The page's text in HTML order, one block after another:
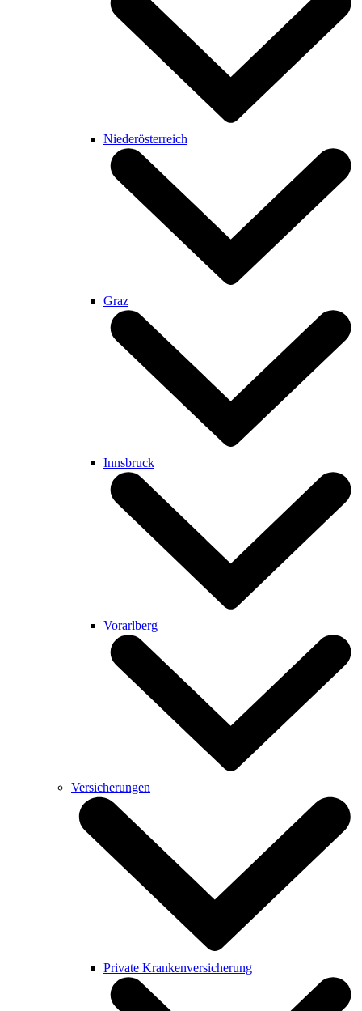
Niederösterreich
Graz
Innsbruck
Vorarlberg
Versicherungen
Private Krankenversicherung